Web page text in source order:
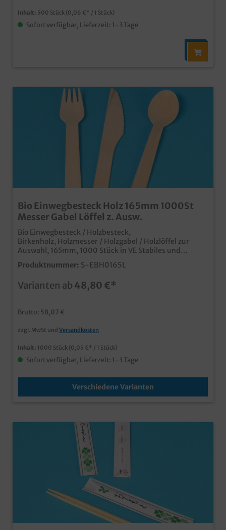
Inhalt: 500 Stück (0,06 €* / 1 Stück)
Sofort verfügbar, Lieferzeit: 1-3 Tage
Bio Einwegbesteck Holz 165mm 1000St
Messer Gabel Löffel z. Ausw.
Bio Einwegbesteck / Holzbesteck,
Birkenholz, Holzmesser / Holzgabel / Holzlöffel zur
Auswahl, 165mm, 1000 Stück in VE Stabiles und
umweltfreundliches Einwegbesteck aus 100%
Biomaterial (Holz) ideal für dem nachhaltigen Einsatz in
Produktnummer: S-EBH0165L
Varianten ab 48,80 €*
Brutto: 58,07 €
zzgl. MwSt und Versandkosten
Inhalt: 1000 Stück (0,05 €* / 1 Stück)
Sofort verfügbar, Lieferzeit: 1-3 Tage
Verschiedene Varianten